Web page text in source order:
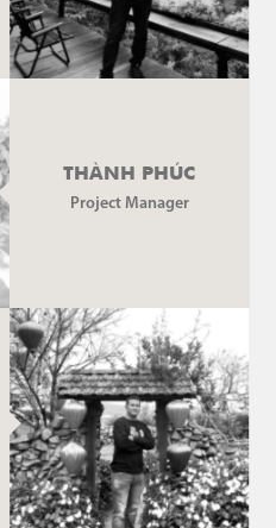
THÀNH PHÚC
Project Manager